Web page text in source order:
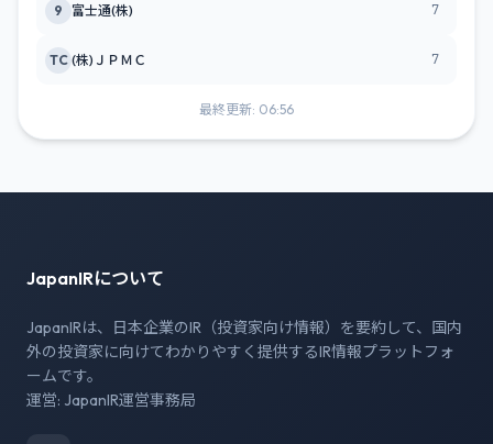
9 富士通(株) 7
TC (株)ＪＰＭＣ 7
最終更新: 06:56
JapanIRについて
JapanIRは、日本企業のIR（投資家向け情報）を要約して、国内
外の投資家に向けてわかりやすく提供するIR情報プラットフォ
ームです。
運営: JapanIR運営事務局